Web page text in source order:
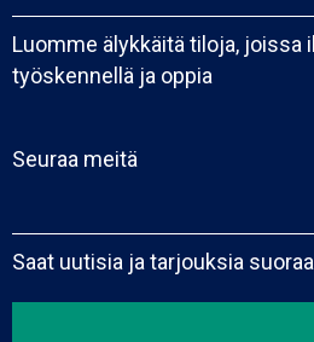
Luomme älykkäitä tiloja, joissa
työskennellä ja oppia
Seuraa meitä
Saat uutisia ja tarjouksia